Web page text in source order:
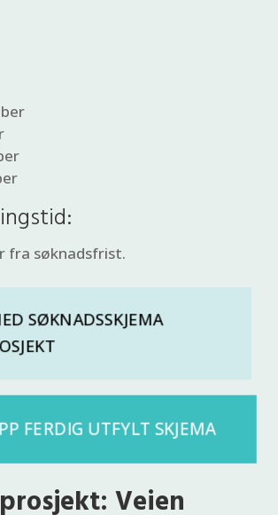
fra søknadsfrist.
SØKNADSSKJEMA
FERDIG UTFYLT SKJEMA
Veien